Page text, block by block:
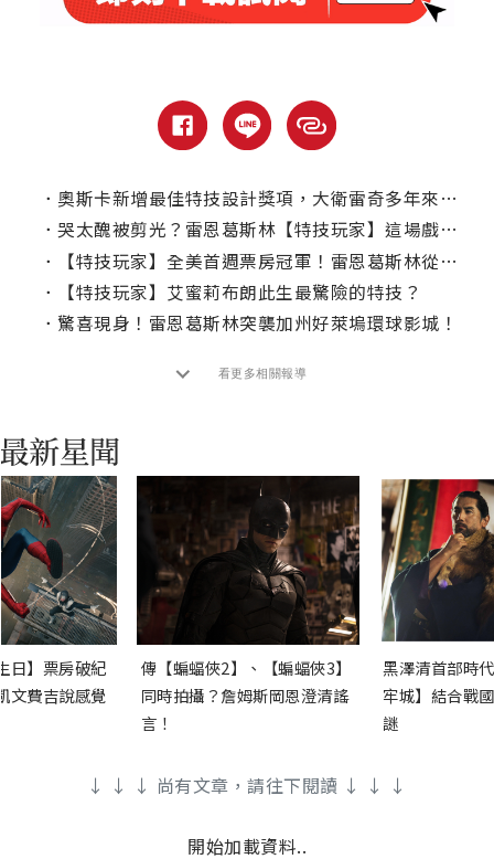
． 奧斯卡新增最佳特技設計獎項，大衛雷奇多年來推動奏效！
． 哭太醜被剪光？雷恩葛斯林【特技玩家】這場戲白掉淚！
．
【特技玩家】全美首週票房冠軍！雷恩葛斯林從影首度親自上陣挑戰動作特技
．
【特技玩家】艾蜜莉布朗此生最驚險的特技？
． 驚喜現身！雷恩葛斯林突襲加州好萊塢環球影城！
看更多相關報導
日】票房破紀
文費吉說感覺
傳【蝙蝠俠2】、【蝙蝠俠3】
同時拍攝？詹姆斯岡恩澄清謠
言！
黑澤清首部時
牢城】結合戰
謎
↓ ↓ ↓ 尚有文章，請往下閱讀 ↓ ↓ ↓
開始加載資料..